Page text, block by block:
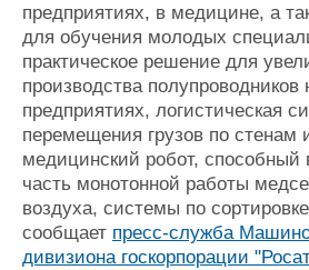
предприятиях, в медицине, а
для обучения молодых
практическое решение для
производства полупроводников
предприятиях, логистическая
перемещения грузов по стенам
медицинский робот, способный
часть монотонной работы
воздуха, системы по
сообщает пресс-служба
дивизиона госкорпорации